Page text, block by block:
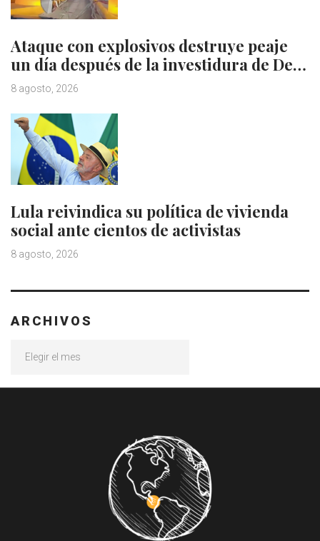
Ataque con explosivos destruye peaje
un día después de la investidura de De…
8 agosto, 2026
Lula reivindica su política de vivienda
social ante cientos de activistas
8 agosto, 2026
ARCHIVOS